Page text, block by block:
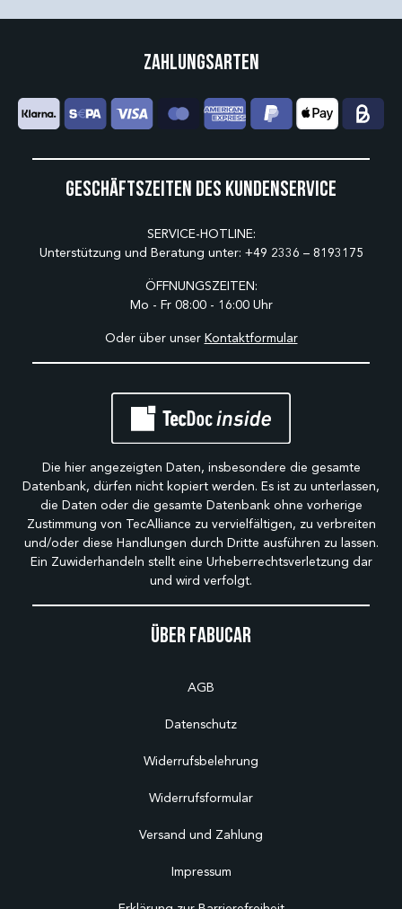
Über Fabucar
AGB
Datenschutz
Widerrufsbelehrung
Widerrufsformular
Versand und Zahlung
Impressum
Geschäftszeiten des Kundenservice
SERVICE-HOTLINE:
Unterstützung und Beratung unter: +49 2336 – 8193175
ÖFFNUNGSZEITEN:
Mo - Fr 08:00 - 16:00 Uhr
Oder über unser Kontaktformular
Zahlungsarten
Die hier angezeigten Daten, insbesondere die gesamte
Datenbank, dürfen nicht kopiert werden. Es ist zu unterlassen,
die Daten oder die gesamte Datenbank ohne vorherige
Zustimmung von TecAlliance zu vervielfältigen, zu verbreiten
und/oder diese Handlungen durch Dritte ausführen zu lassen.
Ein Zuwiderhandeln stellt eine Urheberrechtsverletzung dar
und wird verfolgt.